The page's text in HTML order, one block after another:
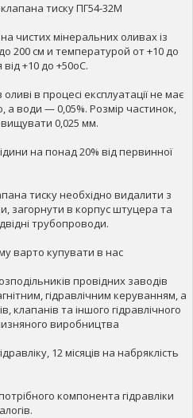
тиску ПГ54-32М
чистих мінеральних оливах із
200 см и температурой от +10 до
+10 до +50oС.
в процесі експлуатації не має
води — 0,05%. Розмір частинок,
0,025 мм.
на понад 20% від первинної
тиску необхідно видалити з
загорнути в корпус штуцера та
трубопроводи.
варто купувати в нас
провідних заводів
гідравлічним керуванням, а
клапанів та іншого гідравлічного
виробництва
12 місяців на набряклість
компонента гідравліки